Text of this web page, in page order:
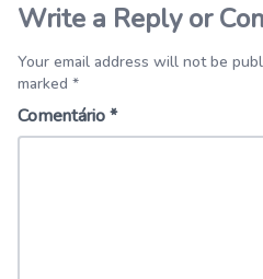
Write a Reply or
Your email address will not be
marked *
Comentário*